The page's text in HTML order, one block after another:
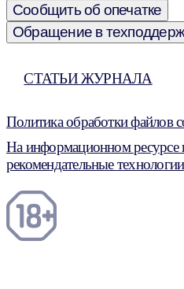
Сообщить об опечатке
Обращение в
СТАТЬИ ЖУРНАЛА
Политика обработки файлов
На информационном ресурсе
рекомендательные технологии